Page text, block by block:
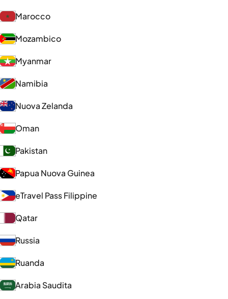
Marocco
Mozambico
Myanmar
Namibia
Nuova Zelanda
Oman
Pakistan
Papua Nuova Guinea
eTravel Pass Filippine
Qatar
Russia
Ruanda
Arabia Saudita